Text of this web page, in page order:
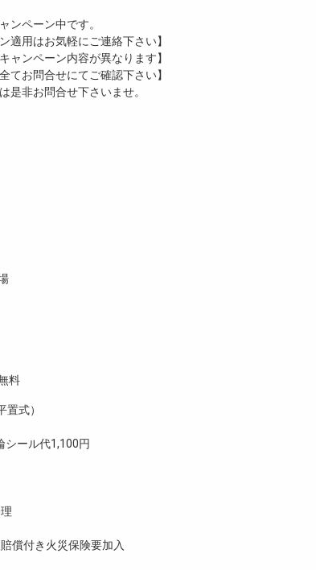
ンペーン中です。
適用はお気軽にご連絡下さい】
ャンペーン内容が異なります】
てお問合せにてご確認下さい】
是非お問合せ下さいませ。
料
式）
ル代1,100円
き火災保険要加入